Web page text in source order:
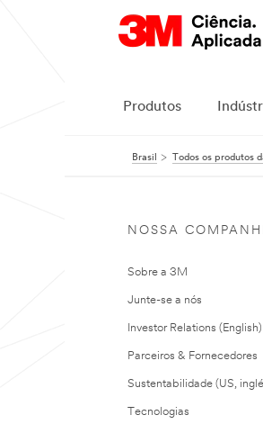
Produtos
Brasil Todos os produtos
NOSSA
Sobre a 3M
Junte-se a nós
Investor Relations (English)
Parceiros & Fornecedores
Sustentabilidade (US,
Tecnologias